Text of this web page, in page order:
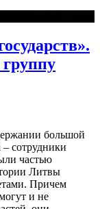
большой
сотрудники
частью
Литвы
Причем
и не